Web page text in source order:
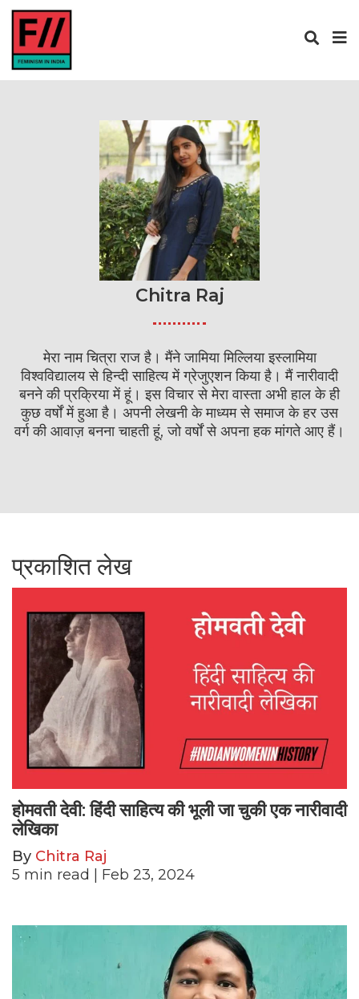
Chitra Raj
मेरा नाम चित्रा राज है। मैंने जामिया मिल्लिया इस्लामिया
विश्वविद्यालय से हिन्दी साहित्य में ग्रेजुएशन किया है। मैं नारीवादी
बनने की प्रक्रिया में हूं। इस विचार से मेरा वास्ता अभी हाल के ही
कुछ वर्षों में हुआ है। अपनी लेखनी के माध्यम से समाज के हर उस
वर्ग की आवाज़ बनना चाहती हूं, जो वर्षों से अपना हक मांगते आए हैं।
प्रकाशित लेख
होमवती देवी: हिंदी साहित्य की भूली जा चुकी एक नारीवादी
लेखिका
By Chitra Raj
5 min read | Feb 23, 2024